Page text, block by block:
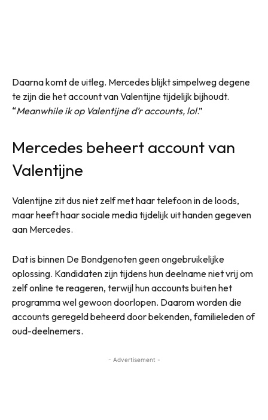
Daarna komt de uitleg. Mercedes blijkt simpelweg degene
te zijn die het account van Valentijne tijdelijk bijhoudt.
“Meanwhile ik op Valentijne d’r accounts, lol.”
Mercedes beheert account van
Valentijne
Valentijne zit dus niet zelf met haar telefoon in de loods,
maar heeft haar sociale media tijdelijk uit handen gegeven
aan Mercedes.
Dat is binnen De Bondgenoten geen ongebruikelijke
oplossing. Kandidaten zijn tijdens hun deelname niet vrij om
zelf online te reageren, terwijl hun accounts buiten het
programma wel gewoon doorlopen. Daarom worden die
accounts geregeld beheerd door bekenden, familieleden of
oud-deelnemers.
- Advertisement -